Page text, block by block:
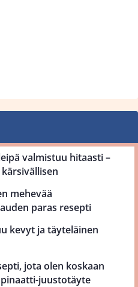
valmistuu hitaasti –
mehevää
paras resepti
kevyt ja täyteläinen
jota olen koskaan
juustotäyte